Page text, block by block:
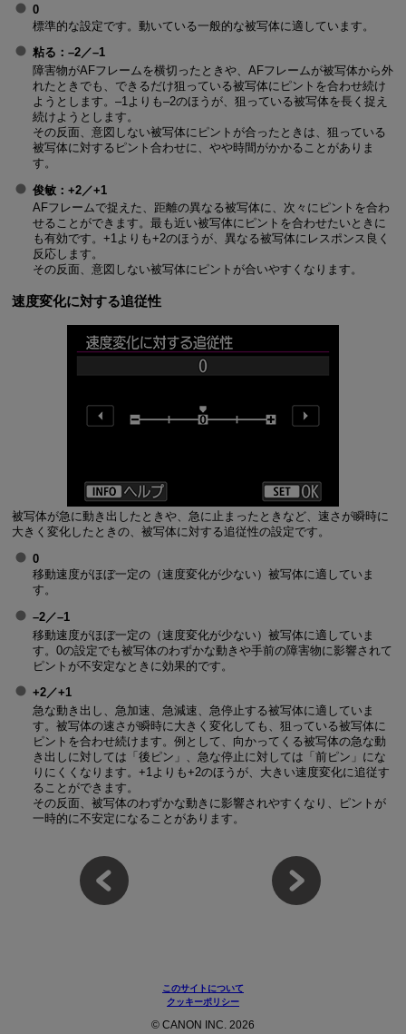
0
標準的な設定です。動いている一般的な被写体に適しています。
粘る ：–2／–1
障害物がAFフレームを横切ったときや、AFフレームが被写体から外
れたときでも、できるだけ狙っている被写体にピントを合わせ続け
ようとします。–1よりも–2のほうが、狙っている被写体を長く捉え
続けようとします。
その反面、意図しない被写体にピントが合ったときは、狙っている
被写体に対するピント合わせに、やや時間がかかることがありま
す。
俊敏：+2／+1
AFフレームで捉えた、距離の異なる被写体に、次々にピントを合わ
せることができます。最も近い被写体にピントを合わせたいときに
も有効です。+1よりも+2のほうが、異なる被写体にレスポンス良く
反応します。
その反面、意図しない被写体にピントが合いやすくなります。
速度変化に対する追従性
被写体が急に動き出したときや、急に止まったときなど、速さが瞬時に
大きく変化したときの、被写体に対する追従性の設定です。
0
移動速度がほぼ一定の（速度変化が少ない）被写体に適していま
す。
–2／–1
移動速度がほぼ一定の（速度変化が少ない）被写体に適していま
す。0の設定でも被写体のわずかな動きや手前の障害物に影響されて
ピントが不安定なときに効果的です。
+2／+1
急な動き出し、急加速、急減速、急停止する被写体に適していま
す。被写体の速さが瞬時に大きく変化しても、狙っている被写体に
ピントを合わせ続けます。例として、向かってくる被写体の急な動
き出しに対しては「後ピン」、急な停止に対しては「前ピン」にな
りにくくなります。+1よりも+2のほうが、大きい速度変化に追従す
ることができます。
その反面、被写体のわずかな動きに影響されやすくなり、ピントが
一時的に不安定になることがあります。
このサイトについて
クッキーポリシー
© CANON INC. 2026